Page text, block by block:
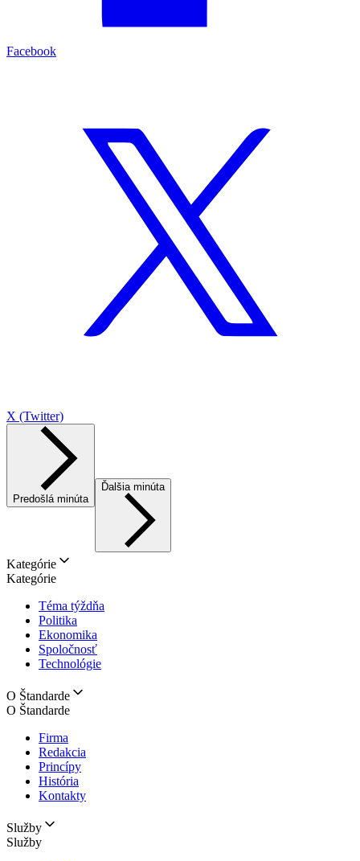
Facebook
X (Twitter)
Predošlá minúta
Ďalšia minúta
Kategórie
Kategórie
Téma týždňa
Politika
Ekonomika
Spoločnosť
Technológie
O Štandarde
O Štandarde
Firma
Redakcia
Princípy
História
Kontakty
Služby
Služby